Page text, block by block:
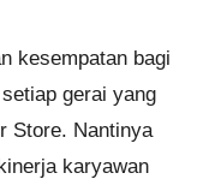
kesempatan bagi
gerai yang
Store. Nantinya
karyawan